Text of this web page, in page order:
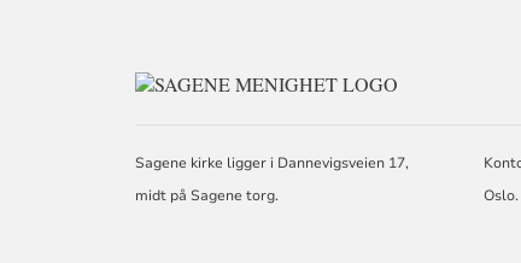
Sagene kirke ligger i Dannevigsveien 17,
midt på Sagene torg.
Oslo.